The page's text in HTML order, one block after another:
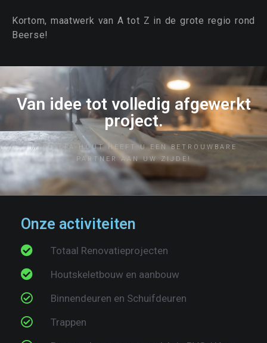
Kortom, maatwerk van A tot Z in de grote regio rond
Beerse!
Van idee tot volledig afgewerkt
project.
MET ALFA HOUT HEEFT U EEN BETROUWBARE
PARTNER AAN UW ZIJDE!
Onze activiteiten
Totaal Renovatieprojecten
Houtskeletbouw en aanbouw
Binnendeuren en Schuifdeuren
Trappen